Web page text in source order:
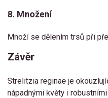
8. Množení
Množí se dělením trsů při
Závěr
Strelitzia reginae je
nápadnými květy i